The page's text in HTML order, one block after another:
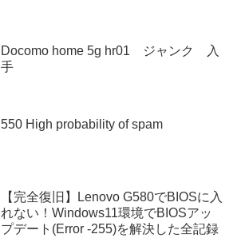
Docomo home 5g hr01 ジャンク 入
手
550 High probability of spam
【完全復旧】Lenovo G580でBIOSに入
れない！Windows11環境でBIOSアッ
プデート(Error -255)を解決した全記録